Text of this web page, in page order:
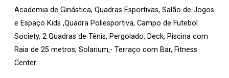
Academia de Ginástica, Quadras Esportivas, Salão de Jogos
e Espaço Kids ,Quadra Poliesportiva, Campo de Futebol
Society, 2 Quadras de Tênis, Pergolado, Deck, Piscina com
Raia de 25 metros, Solarium,- Terraço com Bar, Fitness
Center.